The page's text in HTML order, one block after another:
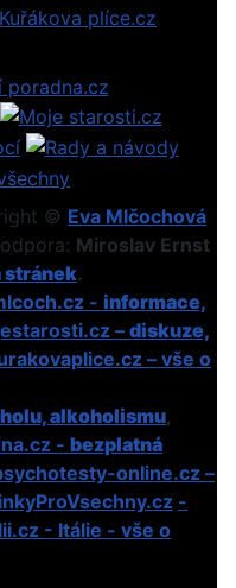
© Eva Mlčochová
Miroslav Ernst
stránek.
- informace,
– diskuze,
– vše o
alkoholismu,
- bezplatná
online.cz –
-
- Itálie - vše o